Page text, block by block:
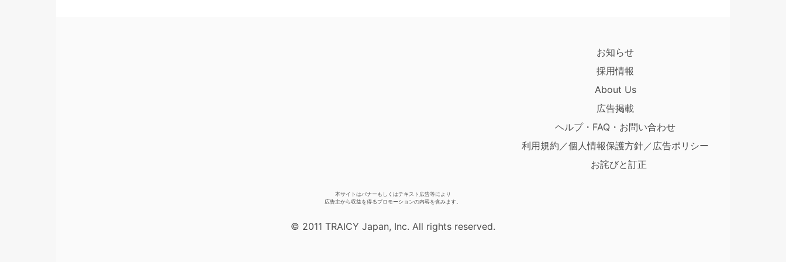
お知らせ
採用情報
About Us
広告掲載
ヘルプ・FAQ・お問い合わせ
利用規約／個人情報保護方針／広告ポリシー
お詫びと訂正
本サイトはバナーもしくはテキスト広告等により
広告主から収益を得るプロモーションの内容を含みます。
© 2011 TRAICY Japan, Inc. All rights reserved.